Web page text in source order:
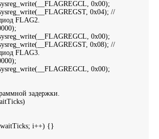
0x00);
0x04); //
FLAG2.
0x00);
0x08); //
FLAG3.
0x00);
задержки.
i++) {}